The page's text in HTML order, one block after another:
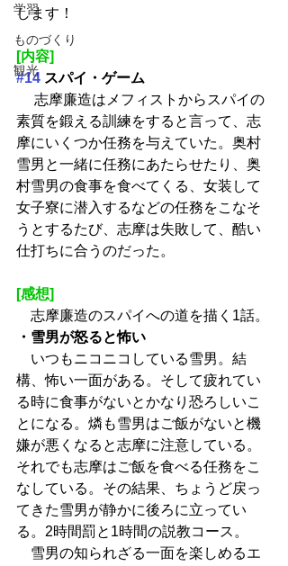
学習
ものづくり
観光
します！
[内容]
#14 スパイ・ゲーム
素質を鍛える訓練をすると言って、志
摩にいくつか任務を与えていた。奥村
雪男と一緒に任務にあたらせたり、奥
村雪男の食事を食べてくる、女装して
女子寮に潜入するなどの任務をこなそ
うとするたび、志摩は失敗して、酷い
仕打ちに合うのだった。
[感想]
志摩廉造のスパイへの道を描く1話。
・雪男が怒ると怖い
いつもニコニコしている雪男。結
構、怖い一面がある。そして疲れてい
る時に食事がないとかなり恐ろしいこ
とになる。燐も雪男はご飯がないと機
嫌が悪くなると志摩に注意している。
それでも志摩はご飯を食べる任務をこ
なしている。その結果、ちょうど戻っ
てきた雪男が静かに後ろに立ってい
る。2時間罰と1時間の説教コース。
雪男の知られざる一面を楽しめるエ